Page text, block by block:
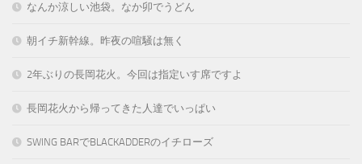
なんか涼しい池袋。なか卯でうどん
朝イチ新幹線。昨夜の喧騒は無く
2年ぶりの長岡花火。今回は指定いす席ですよ
長岡花火から帰ってきた人達でいっぱい
SWING BARでBLACKADDERのイチローズ